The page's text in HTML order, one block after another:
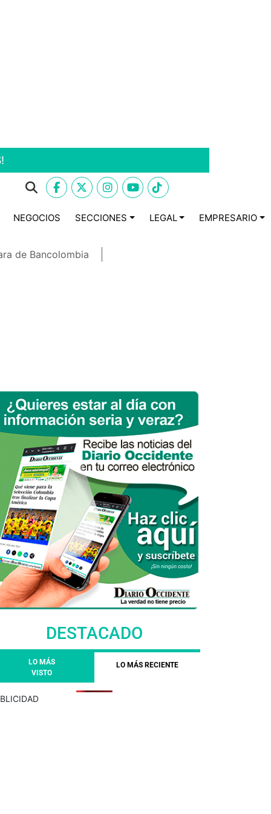
NEGOCIOS SECCIONES LEGAL EMPRESARIO
de Bancolombia
DESTACADO
LO MÁS
VISTO
LO MÁS RECIENTE